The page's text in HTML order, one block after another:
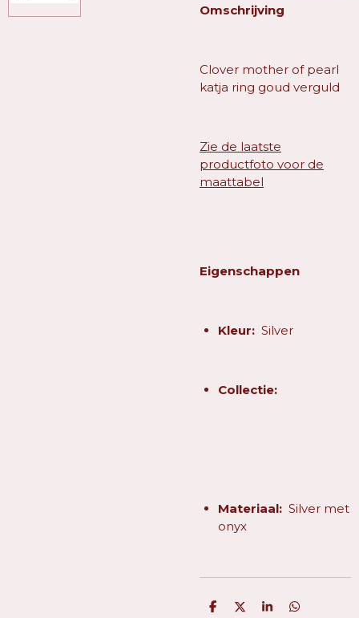
Omschrijving
Clover mother of pearl
katja ring goud verguld
Zie de laatste
productfoto voor de
maattabel
Eigenschappen
Kleur:Silver
Collectie:
Materiaal: Silver met
onyx
D
D
S
D